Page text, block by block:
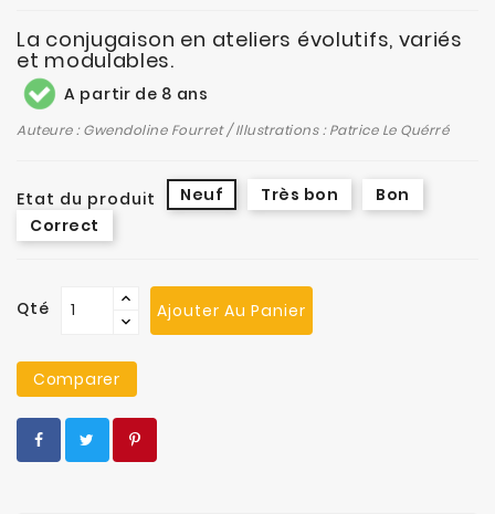
La conjugaison en ateliers évolutifs, variés
et modulables.
A partir de 8 ans
Auteure : Gwendoline Fourret / Illustrations : Patrice Le Quérré
Etat du produit Neuf Très bon
Bon
Correct
Qté Ajouter Au Panier
Comparer